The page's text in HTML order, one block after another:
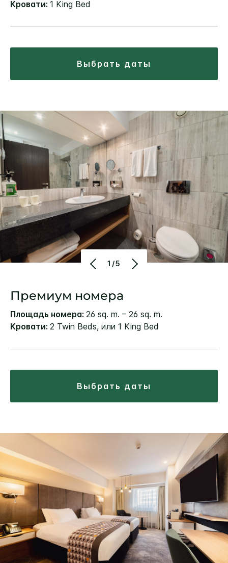
Кровати: 1 King Bed
выбрать даты
1/5
Премиум номера
Площадь номера: 26 sq. m. – 26 sq. m.
Кровати: 2 Twin Beds, или 1 King Bed
выбрать даты